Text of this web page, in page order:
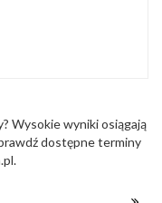
Wysokie wyniki osiągają
dostępne terminy